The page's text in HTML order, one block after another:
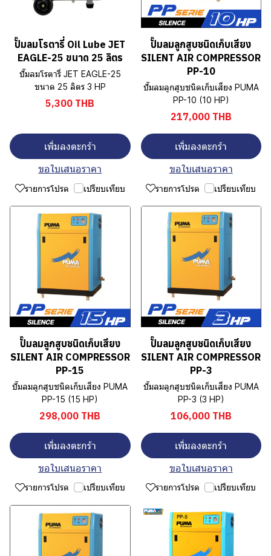
ปั๊มลมโรตารี่ Oil Lube JET
EAGLE-25 ขนาด 25 ลิตร
ปั๊มลมโรตารี่ JET EAGLE-25
ขนาด 25 ลิตร 3 HP
5,300 THB
เพิ่มลงตะกร้า
ขอใบเสนอราคา
รายการโปรด เปรียบเทียบ
ปั๊มลมลูกสูบชนิดเก็บเสียง
SILENT AIR COMPRESSOR
PP-10
ปั๊มลมลูกสูบชนิดเก็บเสียง PUMA
PP-10 (10 HP)
217,000 THB
เพิ่มลงตะกร้า
ขอใบเสนอราคา
รายการโปรด เปรียบเทียบ
ปั๊มลมลูกสูบชนิดเก็บเสียง
SILENT AIR COMPRESSOR
PP-15
ปั๊มลมลูกสูบชนิดเก็บเสียง PUMA
PP-15 (15 HP)
298,000 THB
เพิ่มลงตะกร้า
ขอใบเสนอราคา
รายการโปรด เปรียบเทียบ
ปั๊มลมลูกสูบชนิดเก็บเสียง
SILENT AIR COMPRESSOR
PP-3
ปั๊มลมลูกสูบชนิดเก็บเสียง PUMA
PP-3 (3 HP)
106,000 THB
เพิ่มลงตะกร้า
ขอใบเสนอราคา
รายการโปรด เปรียบเทียบ